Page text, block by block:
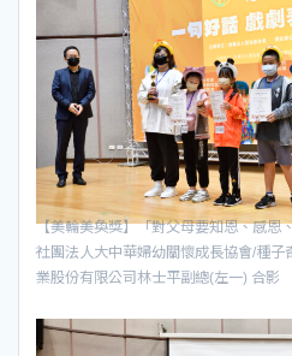
【美輪美奐獎】「對父母要知恩、感恩
社團法人大中華婦幼關懷成長協會/種子
業股份有限公司林士平副總(左一) 合影